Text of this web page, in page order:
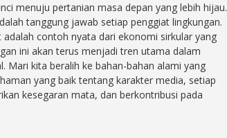
menuju pertanian masa depan yang lebih hijau.
tanggung jawab setiap penggiat lingkungan.
contoh nyata dari ekonomi sirkular yang
ini akan terus menjadi tren utama dalam
Mari kita beralih ke bahan-bahan alami yang
yang baik tentang karakter media, setiap
kesegaran mata, dan berkontribusi pada